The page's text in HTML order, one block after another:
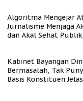
Algoritma Mengejar
Jurnalisme Menjaga
dan Akal Sehat Publik
Kabinet Bayangan
Bermasalah, Tak
Basis Konstituen Jelas